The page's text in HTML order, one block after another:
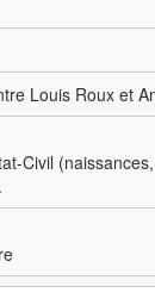
Louis Roux et
Civil